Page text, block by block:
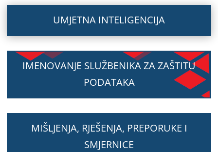
UMJETNA INTELIGENCIJA
IMENOVANJE SLUŽBENIKA ZA ZAŠTITU
PODATAKA
MIŠLJENJA, RJEŠENJA, PREPORUKE I
SMJERNICE